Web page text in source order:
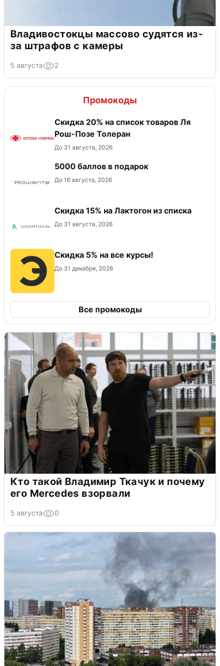
Владивостокцы массово судятся из-
за штрафов с камеры
5 августа 2
Промокоды
Скидка 20% на список товаров Ля
Рош-Позе Толеран
До 31 августа, 2026
5000 баллов в подарок
До 16 августа, 2026
Скидка 15% на Лактогон из списка
До 31 августа, 2026
Скидка 5% на все курсы!
До 31 декабря, 2026
Все промокоды
Кто такой Владимир Ткачук и почему
его Mercedes взорвали
5 августа 0